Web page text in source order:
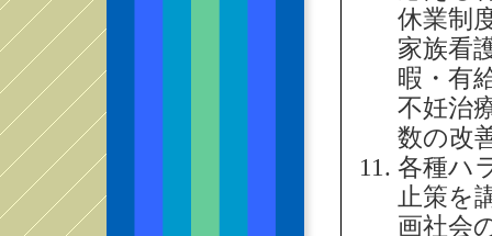
休業制
家族看
暇・有
不妊治
数の改
各種ハ
止策を
画社会